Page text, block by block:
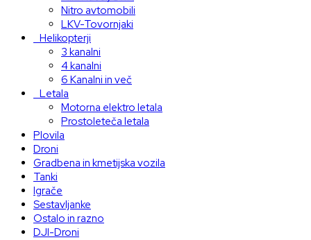
Nitro avtomobili
LKV-Tovornjaki
Helikopterji
3 kanalni
4 kanalni
6 Kanalni in več
Letala
Motorna elektro letala
Prostoleteča letala
Plovila
Droni
Gradbena in kmetijska vozila
Tanki
Igrače
Sestavljanke
Ostalo in razno
DJI-Droni